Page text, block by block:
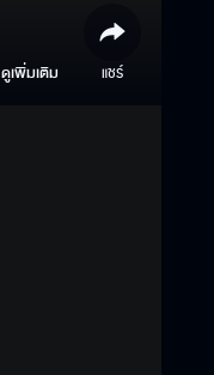
ดูเพิ่มเติม แชร์